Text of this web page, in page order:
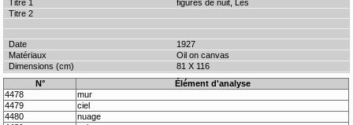
figures de nuit, Les
1927
Oil on canvas
81 X 116
N°
Élément d'analyse
4478
mur
4479
ciel
4480
nuage